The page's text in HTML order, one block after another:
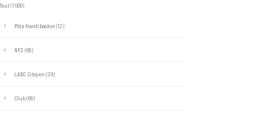
Tout(1 000)
Pôle Handibasket(12)
NF2 (66)
LABC Citoyen (29)
Club(66)